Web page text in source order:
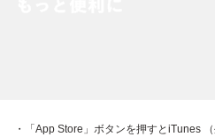
・「App Store」ボタンを押すとiTunes